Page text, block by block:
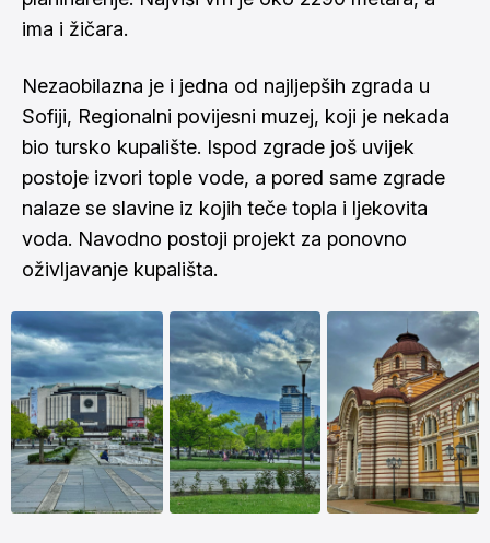
ima i žičara.
Nezaobilazna je i jedna od najljepših zgrada u
Sofiji, Regionalni povijesni muzej, koji je nekada
bio tursko kupalište. Ispod zgrade još uvijek
postoje izvori tople vode, a pored same zgrade
nalaze se slavine iz kojih teče topla i ljekovita
voda. Navodno postoji projekt za ponovno
oživljavanje kupališta.